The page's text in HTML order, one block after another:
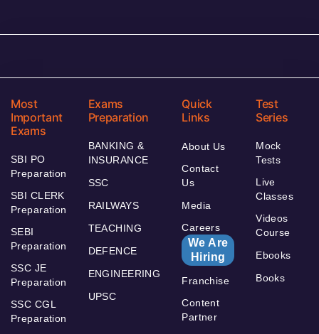
Most
Important
Exams
SBI PO
Preparation
SBI CLERK
Preparation
SEBI
Preparation
SSC JE
Preparation
SSC CGL
Preparation
Exams
Preparation
BANKING &
INSURANCE
SSC
RAILWAYS
TEACHING
DEFENCE
ENGINEERING
UPSC
Quick
Links
About Us
Contact
Us
Media
Careers
We Are
Hiring
Franchise
Content
Partner
Test
Series
Mock
Tests
Live
Classes
Videos
Course
Ebooks
Books